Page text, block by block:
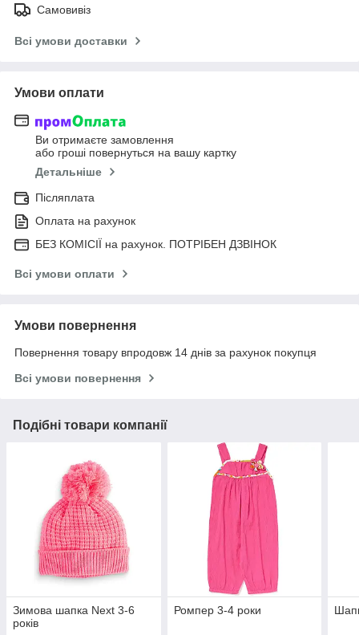
Самовивіз
Всі умови доставки
Умови оплати
Ви отримаєте замовлення
або гроші повернуться на вашу картку
Детальніше
Післяплата
Оплата на рахунок
БЕЗ КОМІСІЇ на рахунок. ПОТРІБЕН ДЗВІНОК
Всі умови оплати
Умови повернення
Повернення товару впродовж 14 днів за рахунок покупця
Всі умови повернення
Подібні товари компанії
Зимова шапка Next 3-6
років
Ромпер 3-4 роки